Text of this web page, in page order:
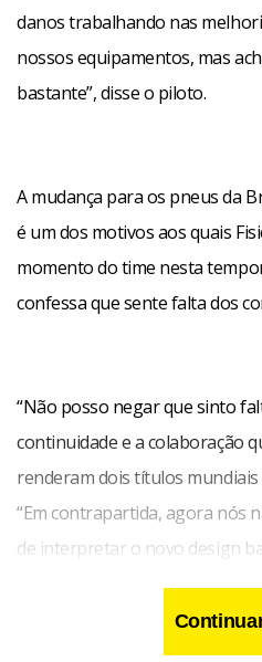
danos trabalhando nas
nossos equipamentos, mas
bastante”, disse o piloto.
A mudança para os pneus da
é um dos motivos aos quais
momento do time nesta
confessa que sente falta dos
“Não posso negar que sinto
continuidade e a colaboração
renderam dois títulos mundiais
“Em contrapartida, agora nós
de interpretar o novo design
Bridgestone. Enquanto isso a
tiveram muitos problemas com